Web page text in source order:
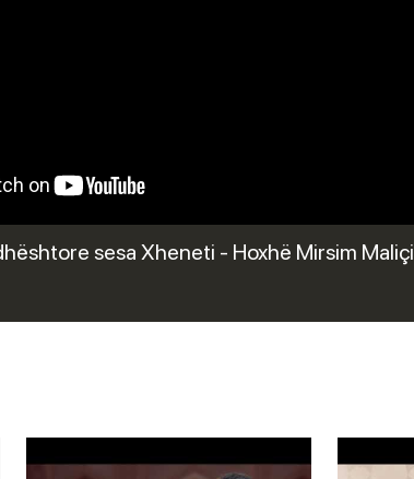
sesa Xheneti - Hoxhë Mirsim Maliçi